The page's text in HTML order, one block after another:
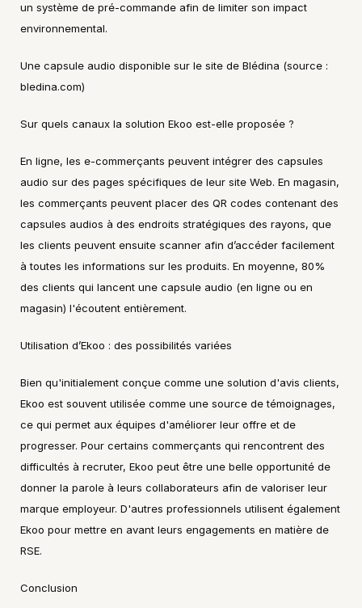
un système de pré-commande afin de limiter son impact
environnemental.
Une capsule audio disponible sur le site de Blédina (source :
bledina.com)
Sur quels canaux la solution Ekoo est-elle proposée ?
En ligne, les e-commerçants peuvent intégrer des capsules
audio sur des pages spécifiques de leur site Web. En magasin,
les commerçants peuvent placer des QR codes contenant des
capsules audios à des endroits stratégiques des rayons, que
les clients peuvent ensuite scanner afin d’accéder facilement
à toutes les informations sur les produits. En moyenne, 80%
des clients qui lancent une capsule audio (en ligne ou en
magasin) l'écoutent entièrement.
Utilisation d’Ekoo : des possibilités variées
Bien qu'initialement conçue comme une solution d'avis clients,
Ekoo est souvent utilisée comme une source de témoignages,
ce qui permet aux équipes d'améliorer leur offre et de
progresser. Pour certains commerçants qui rencontrent des
difficultés à recruter, Ekoo peut être une belle opportunité de
donner la parole à leurs collaborateurs afin de valoriser leur
marque employeur. D'autres professionnels utilisent également
Ekoo pour mettre en avant leurs engagements en matière de
RSE.
Conclusion